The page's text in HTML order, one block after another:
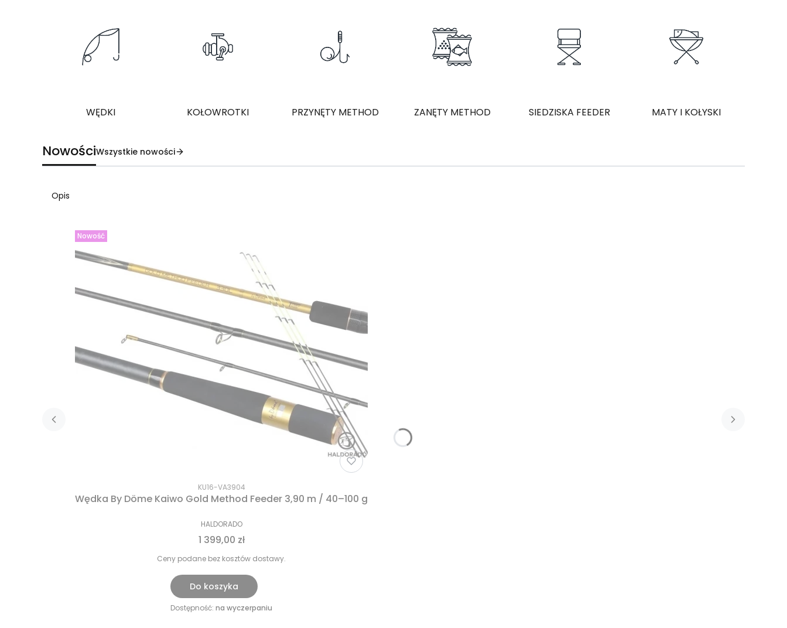
WĘDKI KOŁOWROTKI PRZYNĘTY METHOD ZANĘTY METHOD SIEDZISKA FEEDER MATY I KOŁYSKI
NowościWszystkie nowości
Opis
Nowość
KU16-VA3904
Wędka By Döme Kaiwo Gold Method Feeder 3,90 m / 40–100 g
HALDORADO
1 399,00 zł
Ceny podane bez kosztów dostawy.
Do koszyka
Dostępność: na wyczerpaniu